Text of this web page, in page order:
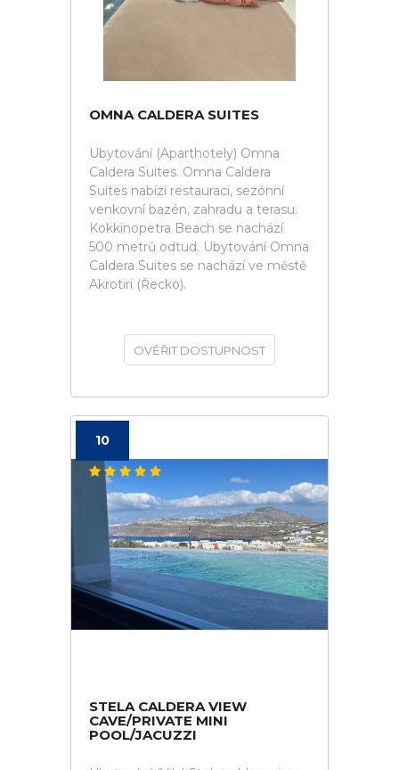
OMNA CALDERA SUITES
Ubytování (Aparthotely) Omna
Caldera Suites. Omna Caldera
Suites nabízí restauraci, sezónní
venkovní bazén, zahradu a terasu.
Kokkinopetra Beach se nachází
500 metrů odtud. Ubytování Omna
Caldera Suites se nachází ve městě
Akrotiri (Řecko).
OVĚŘIT DOSTUPNOST
10
STELA CALDERA VIEW
CAVE/PRIVATE MINI
POOL/JACUZZI